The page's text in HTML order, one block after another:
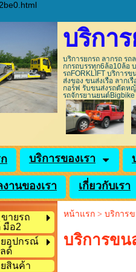
บริกา
บริการยกรถ ลากรถ ร
กกรถบรรทุก6ล้อ10ล้อ
รถFORKLIFT บริการ
ส่งของ ขนส่งเรือ ลาก
กอร์ฟ รับขนส่งรถตัดห
รถจักรยานยนต์
บริการของเรา
านของเรา
เกี่ยวกับเรา
ายรถ
มือ2
ยอุปกรณ์
ด์
สินค้า
หน้าแรก> บริการ
บริการขน